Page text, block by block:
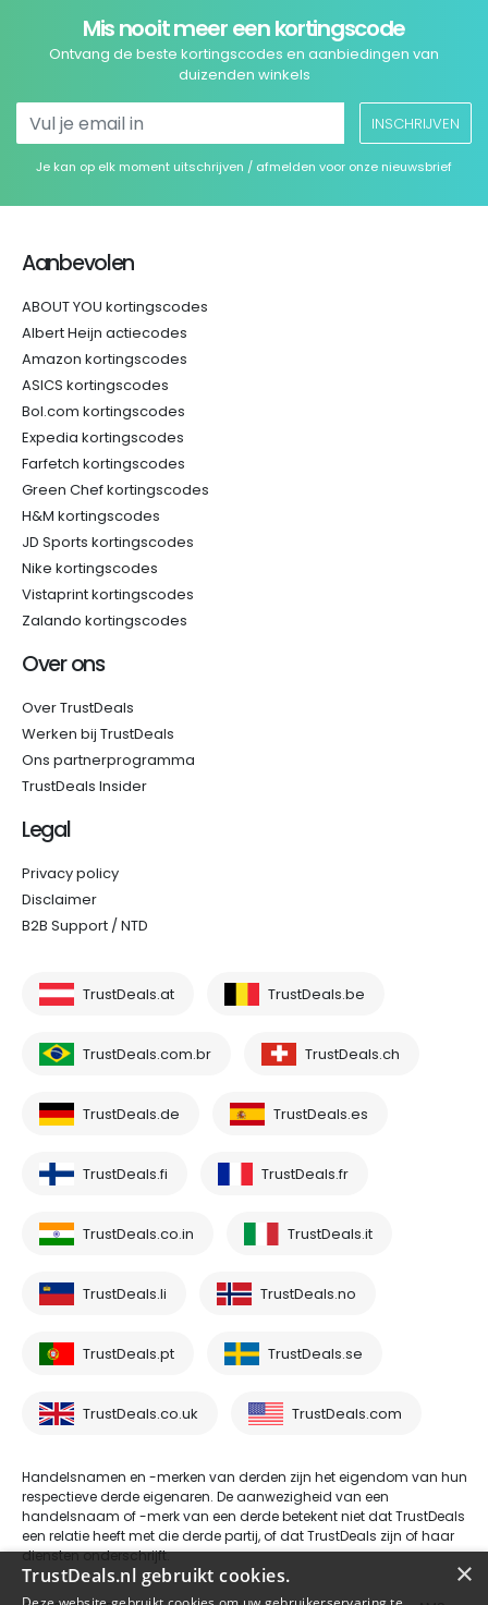
Mis nooit meer een kortingscode
Ontvang de beste kortingscodes en aanbiedingen van
duizenden winkels
INSCHRIJVEN
Je kan op elk moment uitschrijven / afmelden voor onze nieuwsbrief
Aanbevolen
ABOUT YOU kortingscodes
Albert Heijn actiecodes
Amazon kortingscodes
ASICS kortingscodes
Bol.com kortingscodes
Expedia kortingscodes
Farfetch kortingscodes
Green Chef kortingscodes
H&M kortingscodes
JD Sports kortingscodes
Nike kortingscodes
Vistaprint kortingscodes
Zalando kortingscodes
Over ons
Over TrustDeals
Werken bij TrustDeals
Ons partnerprogramma
TrustDeals Insider
Legal
Privacy policy
Disclaimer
B2B Support / NTD
TrustDeals.at TrustDeals.be
TrustDeals.com.br TrustDeals.ch
TrustDeals.de TrustDeals.es
TrustDeals.fi TrustDeals.fr
TrustDeals.co.in TrustDeals.it
TrustDeals.li TrustDeals.no
TrustDeals.pt TrustDeals.se
TrustDeals.co.uk TrustDeals.com
Handelsnamen en -merken van derden zijn het eigendom van hun
respectieve derde eigenaren. De aanwezigheid van een
handelsnaam of -merk van een derde betekent niet dat TrustDeals
een relatie heeft met die derde partij, of dat TrustDeals zijn of haar
diensten onderschrijft.
×
TrustDeals.nl gebruikt cookies.